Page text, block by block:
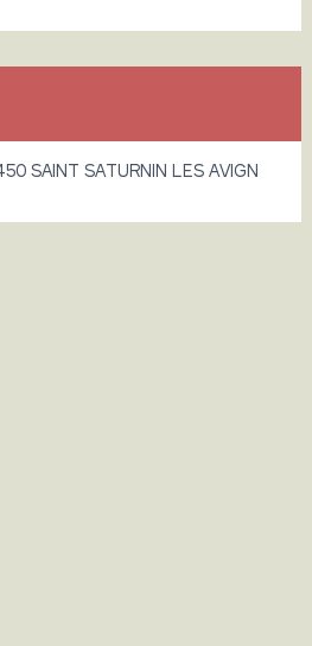
SAINT SATURNIN LES AVIGN